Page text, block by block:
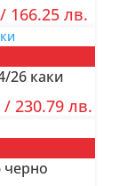
/ 166.25 лв.
26 каки
/ 230.79 лв.
черно